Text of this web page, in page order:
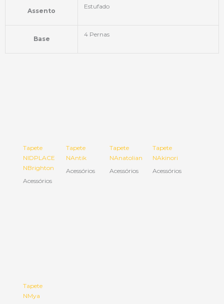
Assento
Estufado
Base
4 Pernas
Tapete
NIDPLACE
NBrighton
Acessórios
Tapete
NAntik
Acessórios
Tapete
NAnatolian
Acessórios
Tapete
NAkinori
Acessórios
Tapete
NMya